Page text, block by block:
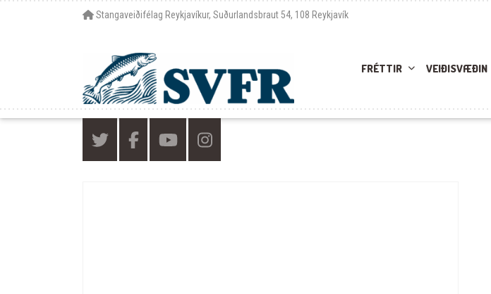
Stangaveiðifélag Reykjavíkur, Suðurlandsbraut 54, 108 Reykjavík
FRÉTTIR VEIÐISVÆÐIN